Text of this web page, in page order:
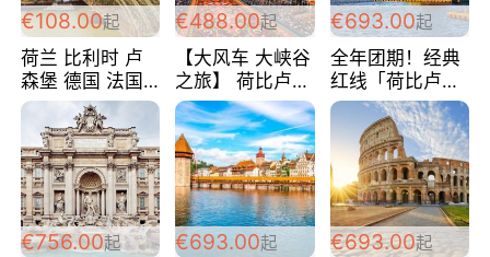
€108.00起
荷兰 比利时 卢
森堡 德国 法国
超爽玩遍西欧 循
环线 全程四星宾
馆 108欧/人/天
€488.00起
【大风车 大峡谷
之旅】 荷比卢德
法 巴黎上下 经
典五国四日游
488欧/人
€693.00起
全年团期！经典
红线「荷比卢德
法」七天循环 五
国 仅售99欧/人/
天！巴黎上下！
包拼房~
€756.00起 €693.00起 €693.00起